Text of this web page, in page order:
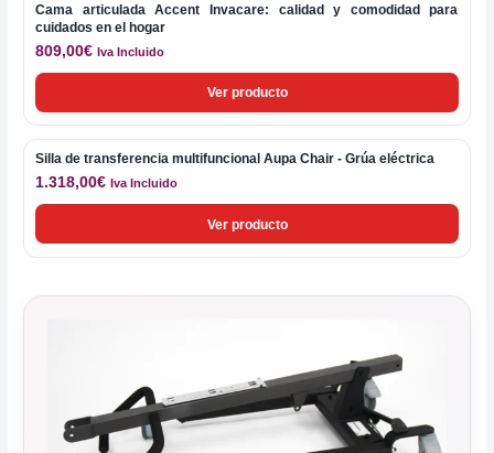
Cama articulada Accent Invacare: calidad y comodidad para
cuidados en el hogar
809,00€ Iva Incluido
Ver producto
Silla de transferencia multifuncional Aupa Chair - Grúa eléctrica
1.318,00€ Iva Incluido
Ver producto